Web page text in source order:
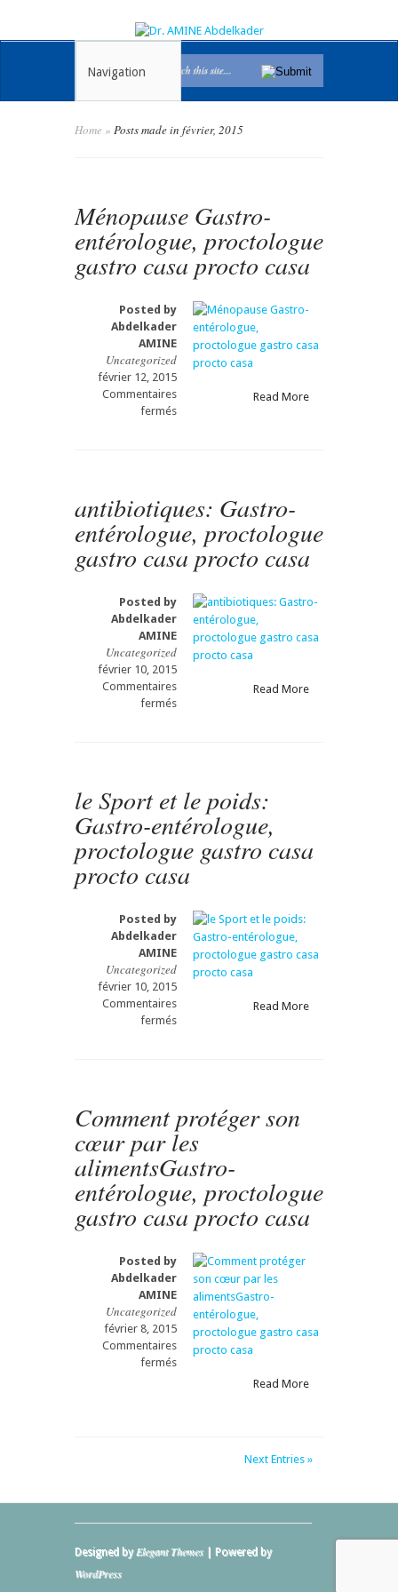
Navigation
Home » Posts made in février, 2015
Ménopause Gastro-
entérologue, proctologue
gastro casa procto casa
Posted by
Abdelkader
AMINE
Uncategorized
février 12, 2015
Commentaires
ferméssur
casa
procto
casa
Read More
antibiotiques: Gastro-
entérologue, proctologue
gastro casa procto casa
Posted by
Abdelkader
AMINE
Uncategorized
février 10, 2015
Commentaires
ferméssur
casa
procto
casa
Read More
le Sport et le poids:
Gastro-entérologue,
proctologue gastro casa
procto casa
Posted by
Abdelkader
AMINE
Uncategorized
février 10, 2015
Commentaires
ferméssur
Gastro-
entérologue,
proctologue
gastro
casa
procto
casa
Read More
Comment protéger son
cœur par les
alimentsGastro-
entérologue, proctologue
gastro casa procto casa
Posted by
Abdelkader
AMINE
Uncategorized
février 8, 2015
Commentaires
ferméssur
casa
Read More
Next Entries »
Designed by Elegant Themes| Powered by
WordPress